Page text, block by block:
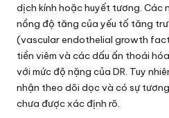
dịch kính hoặc huyết tương. Các
nồng độ tăng của yếu tố tăng
(vascular endothelial growth
tiền viêm và các dấu ấn thoái
với mức độ nặng của DR. Tuy
nhận theo dõi dọc và có sự
chưa được xác định rõ.